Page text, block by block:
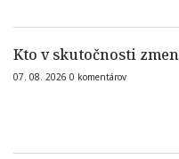
Kto v skutočnosti
07. 08. 2026 0 komentárov